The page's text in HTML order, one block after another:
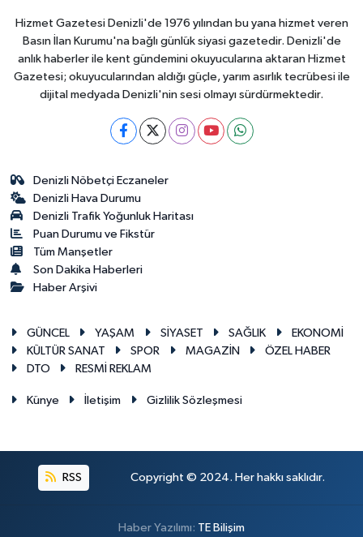
Hizmet Gazetesi Denizli'de 1976 yılından bu yana hizmet veren
Basın İlan Kurumu'na bağlı günlük siyasi gazetedir. Denizli'de
anlık haberler ile kent gündemini okuyucularına aktaran Hizmet
Gazetesi; okuyucularından aldığı güçle, yarım asırlık tecrübesi ile
dijital medyada Denizli'nin sesi olmayı sürdürmektedir.
Denizli Nöbetçi Eczaneler
Denizli Hava Durumu
Denizli Trafik Yoğunluk Haritası
Puan Durumu ve Fikstür
Tüm Manşetler
Son Dakika Haberleri
Haber Arşivi
GÜNCEL YAŞAM SİYASET SAĞLIK
EKONOMİ
KÜLTÜR SANAT
SPOR MAGAZİN
ÖZEL HABER
DTO
RESMİ REKLAM
Künye İletişim Gizlilik Sözleşmesi
RSS Copyright © 2024. Her hakkı saklıdır.
Haber Yazılımı: TE Bilişim